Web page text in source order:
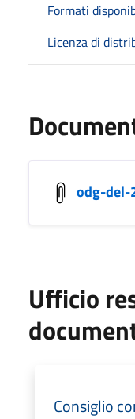
Formati
Licenza di
odg-del-
Ufficio
Consiglio